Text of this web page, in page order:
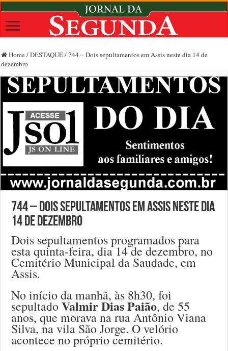
Home /DESTAQUE/744 – Dois sepultamentos em Assis neste dia 14 de
dezembro
744 – Dois sepultamentos em Assis neste dia
14 de dezembro
Dois sepultamentos programados para
esta quinta-feira, dia 14 de dezembro, no
Cemitério Municipal da Saudade, em
Assis.
No início da manhã, às 8h30, foi
sepultadoValmir Dias Paião, de 55
anos, que morava na rua Antônio Viana
Silva, na vila São Jorge. O velório
acontece no próprio cemitério.